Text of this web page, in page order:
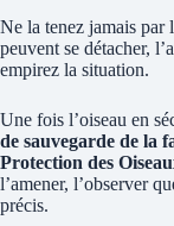
Ne la tenez jamais par
peuvent se détacher,
empirez la situation.
Une fois l’oiseau en
de sauvegarde de la
Protection des
l’amener, l’observer
précis.